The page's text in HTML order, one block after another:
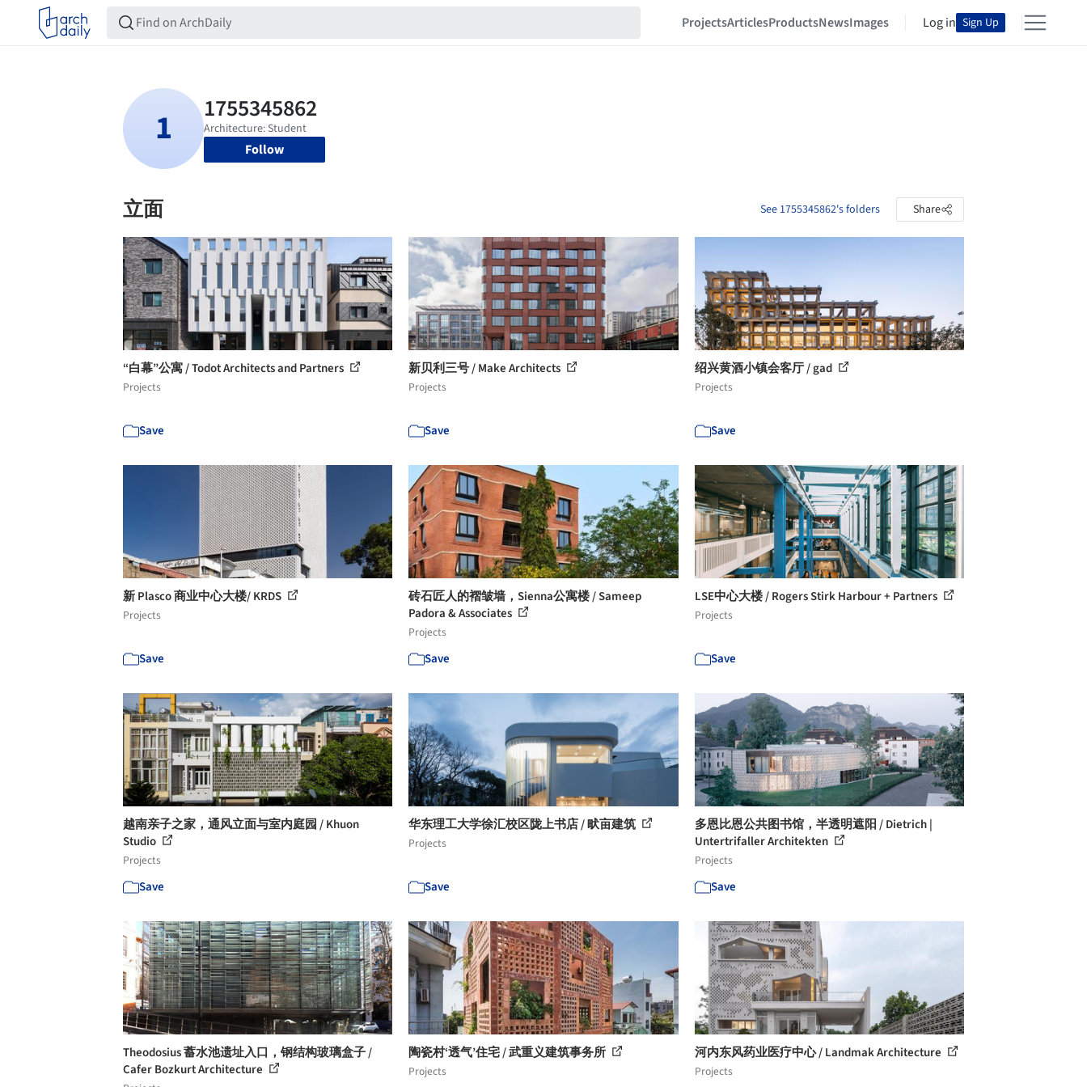
ProjectsArticlesProductsNewsImages Log in Sign Up
Follow
立面 See 1755345862's folders Share
“白幕”公寓 / Todot Architects and Partners
Projects
Save
新贝利三号 / Make Architects
Projects
Save
绍兴黄酒小镇会客厅 / gad
Projects
Save
新 Plasco 商业中心大楼/ KRDS
Projects
Save
砖石匠人的褶皱墙，Sienna公寓楼 / Sameep
Padora & Associates
Projects
Save
LSE中心大楼 / Rogers Stirk Harbour + Partners
Projects
Save
越南亲子之家，通风立面与室内庭园 / Khuon
Studio
Projects
Save
华东理工大学徐汇校区陇上书店 / 畎亩建筑
Projects
Save
多恩比恩公共图书馆，半透明遮阳 / Dietrich |
Untertrifaller Architekten
Projects
Save
Theodosius 蓄水池遗址入口，钢结构玻璃盒子 /
Cafer Bozkurt Architecture
陶瓷村‘透气’住宅 / 武重义建筑事务所
Projects
河内东风药业医疗中心 / Landmak Architecture
Projects